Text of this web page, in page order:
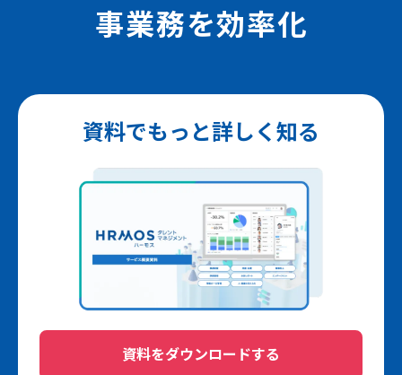
事業務を効率化
資料でもっと詳しく知る
資料をダウンロードする